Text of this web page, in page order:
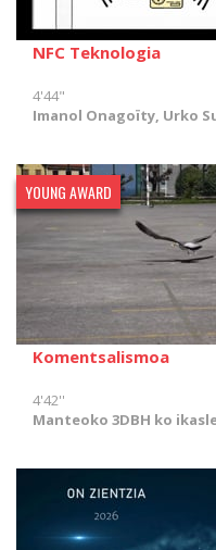
NFC Teknologia
4'44"
Imanol Onagoïty, Urko
YOUNG AWARD
Komentsalismoa
4'42''
Manteoko 3DBH ko